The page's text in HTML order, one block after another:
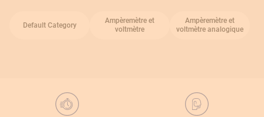
Default Category
Ampèremètre et
voltmètre
Ampèremètre et
voltmètre analogique